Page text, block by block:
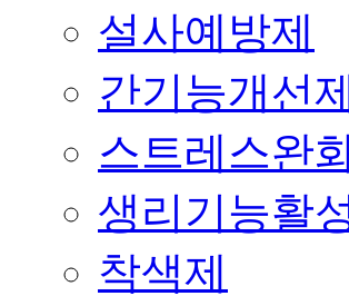
설사예방제
간기능개선
스트레스완
생리기능활
착색제